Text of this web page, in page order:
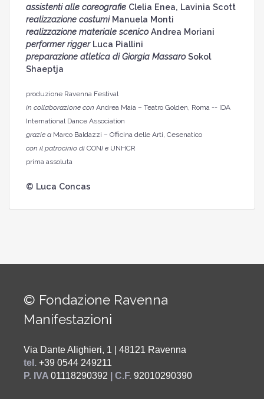
assistenti alle coreografie Clelia Enea, Lavinia Scott
realizzazione costumi Manuela Monti
realizzazione materiale scenicoAndrea Moriani
performer rigger Luca Piallini
preparazione atletica di Giorgia MassaroSokol
Shaeptja
produzione Ravenna Festival
in collaborazione con Andrea Maia – Teatro Golden, Roma -- IDA
International Dance Association
grazie aMarco Baldazzi – Officina delle Arti, Cesenatico
con il patrocinio diCONI eUNHCR
prima assoluta
© Luca Concas
© Fondazione Ravenna
Manifestazioni
Via Dante Alighieri, 1 | 48121 Ravenna
tel. +39 0544 249211
P. IVA 01118290392 | C.F. 92010290390